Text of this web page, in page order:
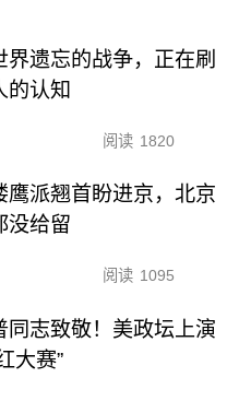
界遗忘的战争，正在刷
的认知
阅读 1820
鹰派翘首盼进京，北京
没给留
阅读 1095
同志致敬！美政坛上演
大赛”